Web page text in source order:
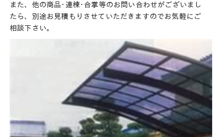
また、他の商品･連棟･合掌等のお問い合わせがございまし
たら、別途お見積もりさせていただきますのでお気軽にご
相談下さい。